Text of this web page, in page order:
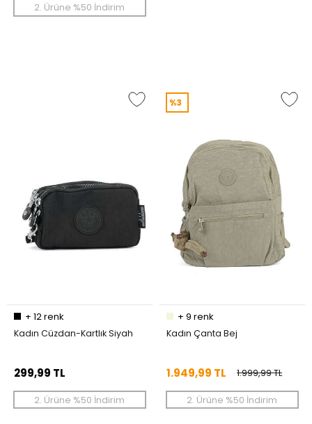
2. Ürüne %50 İndirim
+ 12renk
Kadın Cüzdan-Kartlık Siyah
299,99 TL
2. Ürüne %50 İndirim
%3
+ 9 renk
Kadın Çanta Bej
1.999,99 TL
1.949,99 TL
2. Ürüne %50 İndirim